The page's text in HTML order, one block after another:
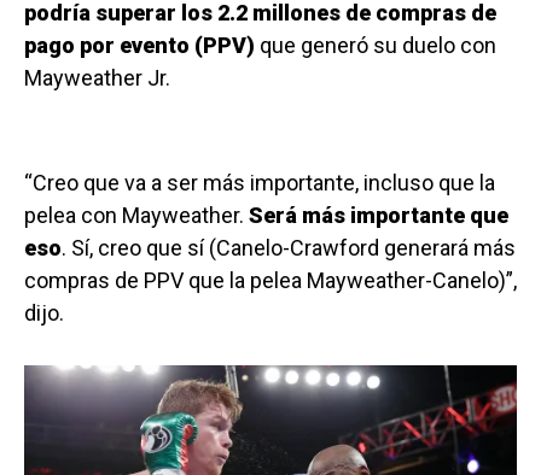
podría superar los 2.2 millones de compras de
pago por evento (PPV) que generó su duelo con
Mayweather Jr.
“Creo que va a ser más importante, incluso que la
pelea con Mayweather. Será más importante que
eso. Sí, creo que sí (Canelo-Crawford generará más
compras de PPV que la pelea Mayweather-Canelo)”,
dijo.